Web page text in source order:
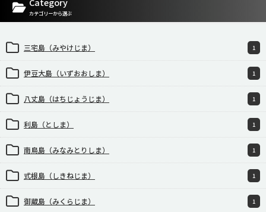
カテゴリーから選ぶ
三宅島（みやけじま） 1
伊豆大島（いずおおしま） 1
八丈島（はちじょうじま） 1
利島（としま） 1
南鳥島（みなみとりしま） 1
式根島（しきねじま） 1
御蔵島（みくらじま） 1